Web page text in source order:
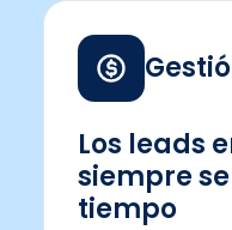
Los leads
siempre
tiempo